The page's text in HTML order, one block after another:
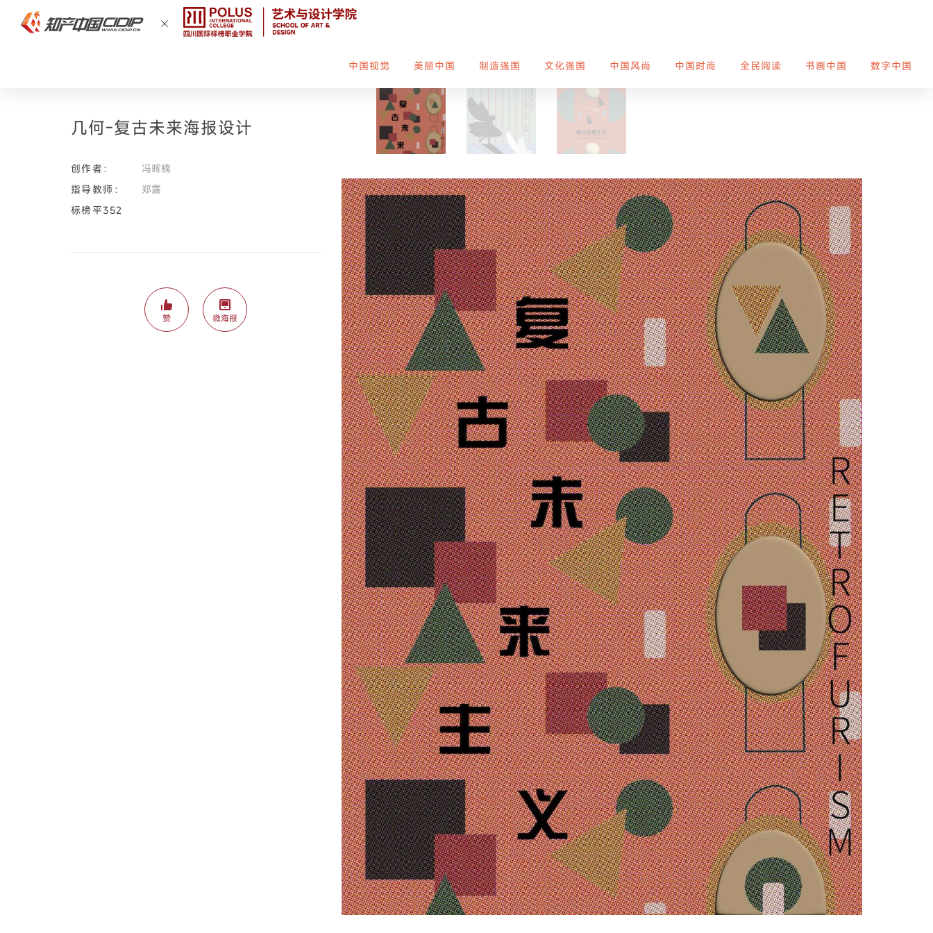
中国视觉 美丽中国 制造强国 文化强国 中国风尚 中国时尚 全民阅读 书画中国 数字中国
几何-复古未来海报设计
创作者：
冯晖楠
指导教师：
郑露
标榜平352
赞 微海报